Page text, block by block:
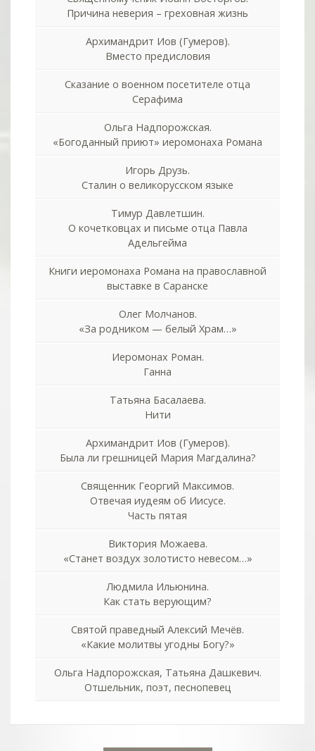
Причина неверия – греховная жизнь
Архимандрит Иов (Гумеров).
Вместо предисловия
Сказание о военном посетителе отца
Серафима
Ольга Надпорожская.
«Богоданный приют» иеромонаха Романа
Игорь Друзь.
Сталин о великорусском языке
Тимур Давлетшин.
О кочетковцах и письме отца Павла
Адельгейма
Книги иеромонаха Романа на православной
выставке в Саранске
Олег Молчанов.
«За родником — белый Храм…»
Иеромонах Роман.
Ганна
Татьяна Басалаева.
Нити
Архимандрит Иов (Гумеров).
Была ли грешницей Мария Магдалина?
Священник Георгий Максимов.
Отвечая иудеям об Иисусе.
Часть пятая
Виктория Можаева.
«Станет воздух золотисто невесом…»
Людмила Ильюнина.
Как стать верующим?
Святой праведный Алексий Мечёв.
«Какие молитвы угодны Богу?»
Ольга Надпорожская, Татьяна Дашкевич.
Отшельник, поэт, песнопевец